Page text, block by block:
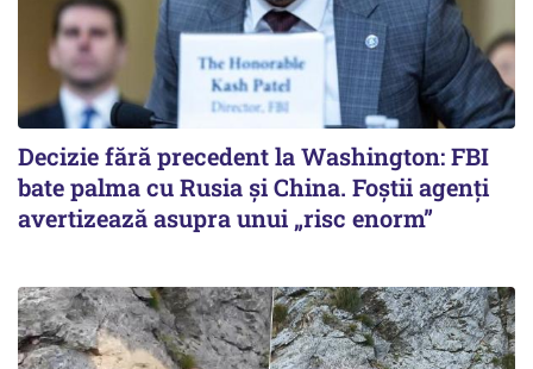
Decizie fără precedent la Washington: FBI
bate palma cu Rusia și China. Foștii agenți
avertizează asupra unui „risc enorm”